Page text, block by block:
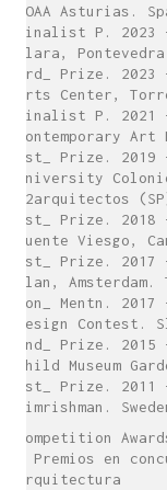
COAA Asturias.
Finalist P. 2023
Clara,
3rd_ Prize. 2023
Arts Center,
Finalist P. 2021
Contemporary
1st_ Prize.
University
Z2arquitectos
1st_ Prize.
Puente Viesgo,
1st_ Prize. 2017
Plan,
Hon_ Mentn.
Design Contest.
2nd_ Prize.
Child Museum
1st_ Prize. 2011
Simrishman.
Competition
/ Premios en
arquitectura